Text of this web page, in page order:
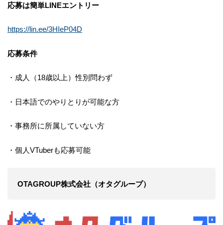
応募は簡単LINEエントリー
https://lin.ee/3HIeP04D
応募条件
・成人（18歳以上）性別問わず
・日本語でのやりとりが可能な方
・事務所に所属していない方
・個人VTuberも応募可能
OTAGROUP株式会社（オタグループ）